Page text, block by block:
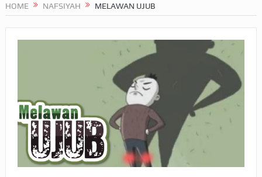
APA HUKUM MEMPERCEPAT PEMBAYARAN ZAKAT
SEBELUM TIBA SAAT WAJIB?
HAKIKAT NIKMAT DI DUNIA!
BAGAIMANA CARA MEMBAYAR ZAKAT UANG?
UANG HARAM BISA MENJADI HALAL JIKA SEBAB
KEPEMILIKANNYA BERUBAH
HOME NAFSIYAH MELAWAN UJUB